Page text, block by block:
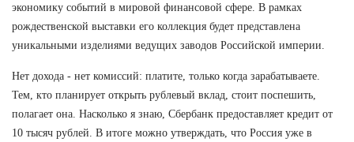
экономику событий в мировой финансовой сфере. В рамках
рождественской выставки его коллекция будет представлена
уникальными изделиями ведущих заводов Российской империи.
Нет дохода - нет комиссий: платите, только когда зарабатываете.
Тем, кто планирует открыть рублевый вклад, стоит поспешить,
полагает она. Насколько я знаю, Сбербанк предоставляет кредит от
10 тысяч рублей. В итоге можно утверждать, что Россия уже в